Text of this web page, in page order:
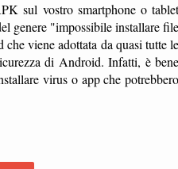
sul vostro smartphone o tablet
genere "impossibile installare file
viene adottata da quasi tutte le
di Android. Infatti, è bene
virus o app che potrebbero